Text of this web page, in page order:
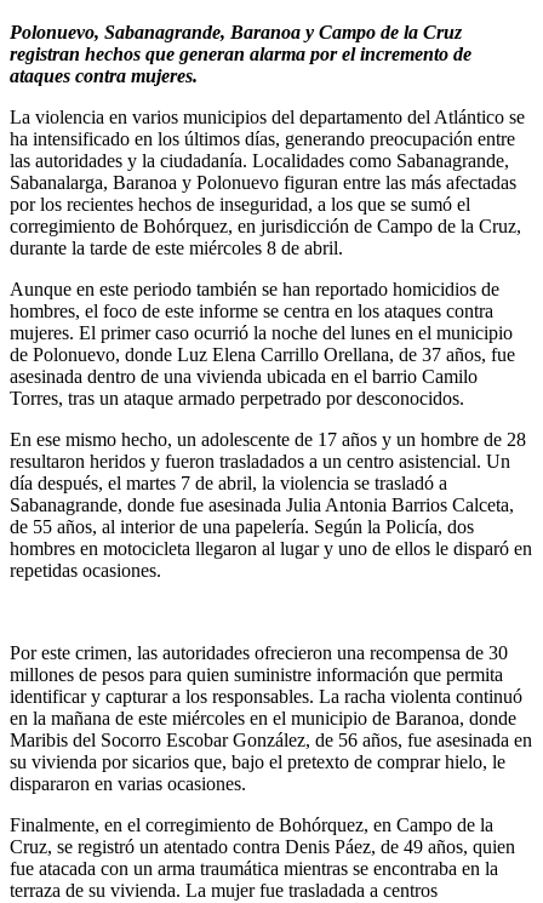
Polonuevo, Sabanagrande, Baranoa y Campo de la Cruz
registran hechos que generan alarma por el incremento de
ataques contra mujeres.
La violencia en varios municipios del departamento del Atlántico se
ha intensificado en los últimos días, generando preocupación entre
las autoridades y la ciudadanía. Localidades como Sabanagrande,
Sabanalarga, Baranoa y Polonuevo figuran entre las más afectadas
por los recientes hechos de inseguridad, a los que se sumó el
corregimiento de Bohórquez, en jurisdicción de Campo de la Cruz,
durante la tarde de este miércoles 8 de abril.
Aunque en este periodo también se han reportado homicidios de
hombres, el foco de este informe se centra en los ataques contra
mujeres. El primer caso ocurrió la noche del lunes en el municipio
de Polonuevo, donde Luz Elena Carrillo Orellana, de 37 años, fue
asesinada dentro de una vivienda ubicada en el barrio Camilo
Torres, tras un ataque armado perpetrado por desconocidos.
En ese mismo hecho, un adolescente de 17 años y un hombre de 28
resultaron heridos y fueron trasladados a un centro asistencial. Un
día después, el martes 7 de abril, la violencia se trasladó a
Sabanagrande, donde fue asesinada Julia Antonia Barrios Calceta,
de 55 años, al interior de una papelería. Según la Policía, dos
hombres en motocicleta llegaron al lugar y uno de ellos le disparó en
repetidas ocasiones.
Por este crimen, las autoridades ofrecieron una recompensa de 30
millones de pesos para quien suministre información que permita
identificar y capturar a los responsables. La racha violenta continuó
en la mañana de este miércoles en el municipio de Baranoa, donde
Maribis del Socorro Escobar González, de 56 años, fue asesinada en
su vivienda por sicarios que, bajo el pretexto de comprar hielo, le
dispararon en varias ocasiones.
Finalmente, en el corregimiento de Bohórquez, en Campo de la
Cruz, se registró un atentado contra Denis Páez, de 49 años, quien
fue atacada con un arma traumática mientras se encontraba en la
terraza de su vivienda. La mujer fue trasladada a centros